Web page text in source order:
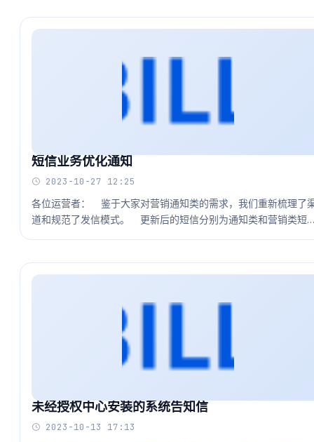
短信业务优化通知
2023-10-27 12:25
各位运营者： 鉴于大家对营销通知类的需求，我们重新梳理了
道和规范了发信模式。 更新后的短信分别为通知类和营销类短
未经授权中心安装的系统告知信
2023-10-13 17:13